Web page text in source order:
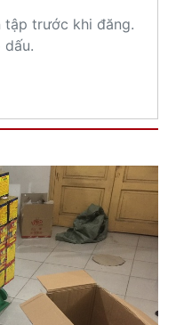
tập trước khi đăng.